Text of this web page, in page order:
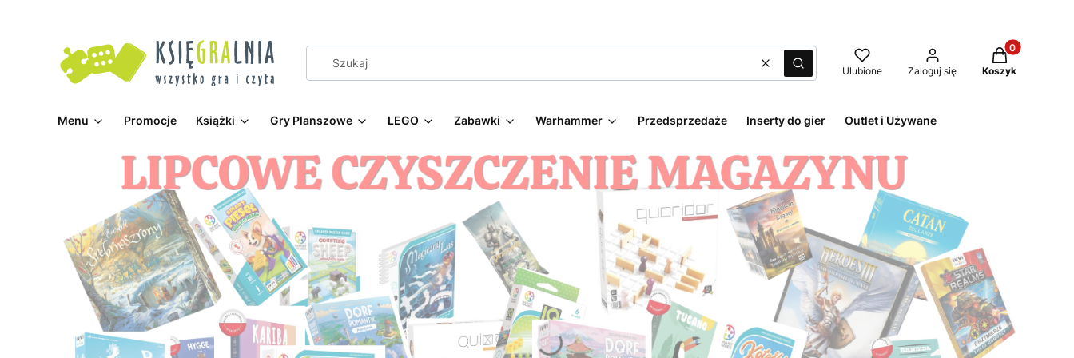
WyczyśćSzukaj Ulubione Zaloguj się
Produkty w
Koszyk
Menu Promocje Książki Gry Planszowe LEGO Zabawki Warhammer Przedsprzedaże Inserty do gier Outlet i Używane